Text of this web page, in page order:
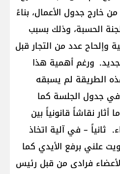
خارج جدول الأعمال، بناءً
الحسبة، وذلك بسبب
وإلحاح عدد من التجار قبل
ورغم أهمية هذا
الطريقة لم يسبقه
جدول الجلسة كما
أثار نقاشاً قانونياً بين
ثانياً – في آلية اتخاذ
علني برفع الأيدي كما
فرادى من قبل رئيس